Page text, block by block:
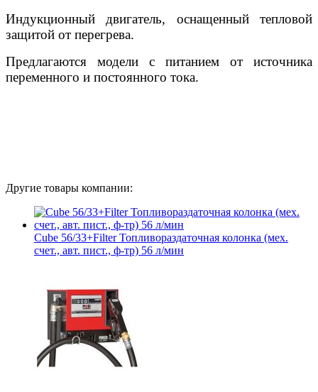
Индукционный двигатель, оснащенный тепловой
защитой от перегрева.
Предлагаются модели с питанием от источника
переменного и постоянного тока.
Другие товары компании:
Cube 56/33+Filter Топливораздаточная колонка (мех.
счет., авт. пист., ф-тр) 56 л/мин